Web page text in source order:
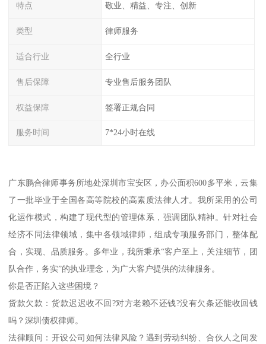
特点 敬业、精益、专注、创新
类型 律师服务
适合行业 全行业
售后保障 专业售后服务团队
权益保障 签署正规合同
服务时间 7*24小时在线
广东鹏合律师事务所地处深圳市宝安区，办公面积600多平米，云集
了一批毕业于全国各高等院校的高素质法律人才。我所采用的公司
化运作模式，构建了现代型的管理体系，强调团队精神。针对社会
经济不同法律领域，集中各领域律师，组成专项服务部门，整体配
合，实现、品质服务。多年业，我所秉承“客户至上，关注细节，团
队合作，务实”的执业理念，为广大客户提供的法律服务。
你是否正陷入这些困境？
货款欠款：货款迟迟收不回?对方老赖不还钱?没有欠条还能收回钱
吗？深圳债权律师。
法律顾问：开设公司如何法律风险？遇到劳动纠纷、合伙人之间发